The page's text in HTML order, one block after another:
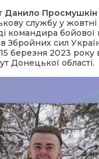
Данило Просмушкін
службу у жовтні
командира
Збройних сил
березня 2023 року
Донецької області.